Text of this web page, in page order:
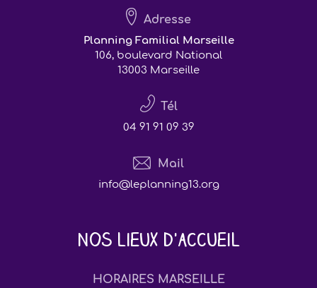
Adresse
Planning Familial Marseille
106, boulevard National
13003 Marseille
Tél
04 91 91 09 39
Mail
info@leplanning13.org
Nos lieux d'accueil
HORAIRES MARSEILLE